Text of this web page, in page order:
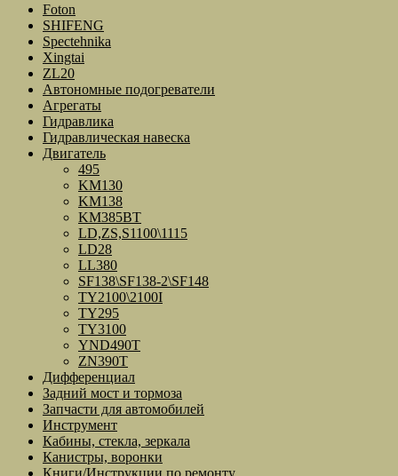
Foton
SHIFENG
Spectehnika
Xingtai
ZL20
Автономные подогреватели
Агрегаты
Гидравлика
Гидравлическая навеска
Двигатель
495
KM130
KM138
KM385BT
LD,ZS,S1100\1115
LD28
LL380
SF138\SF138-2\SF148
TY2100\2100I
TY295
TY3100
YND490T
ZN390T
Дифференциал
Задний мост и тормоза
Запчасти для автомобилей
Инструмент
Кабины, стекла, зеркала
Канистры, воронки
Книги/Инструкции по ремонту